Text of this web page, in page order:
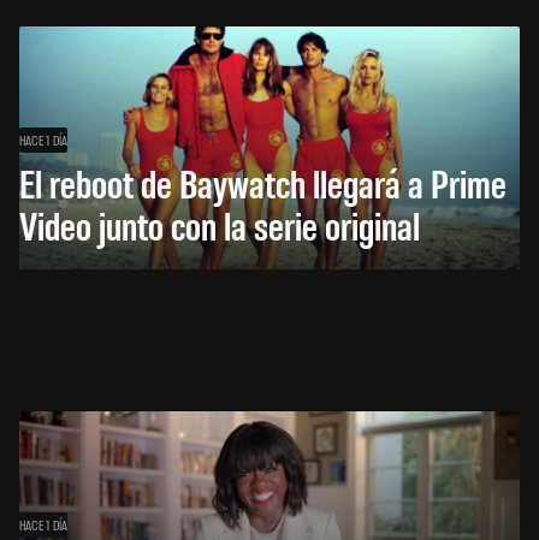
HACE 1 DÍA
El reboot de Baywatch llegará a Prime
Video junto con la serie original
HACE 1 DÍA